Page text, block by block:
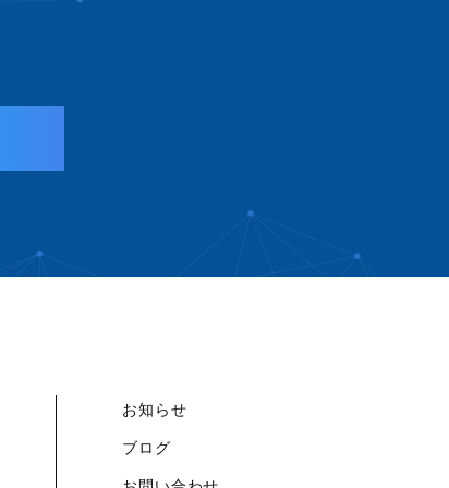
お知らせ
ブログ